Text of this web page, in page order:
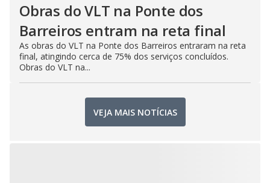
Obras do VLT na Ponte dos
Barreiros entram na reta final
As obras do VLT na Ponte dos Barreiros entraram na reta
final, atingindo cerca de 75% dos serviços concluídos.
Obras do VLT na...
VEJA MAIS NOTÍCIAS